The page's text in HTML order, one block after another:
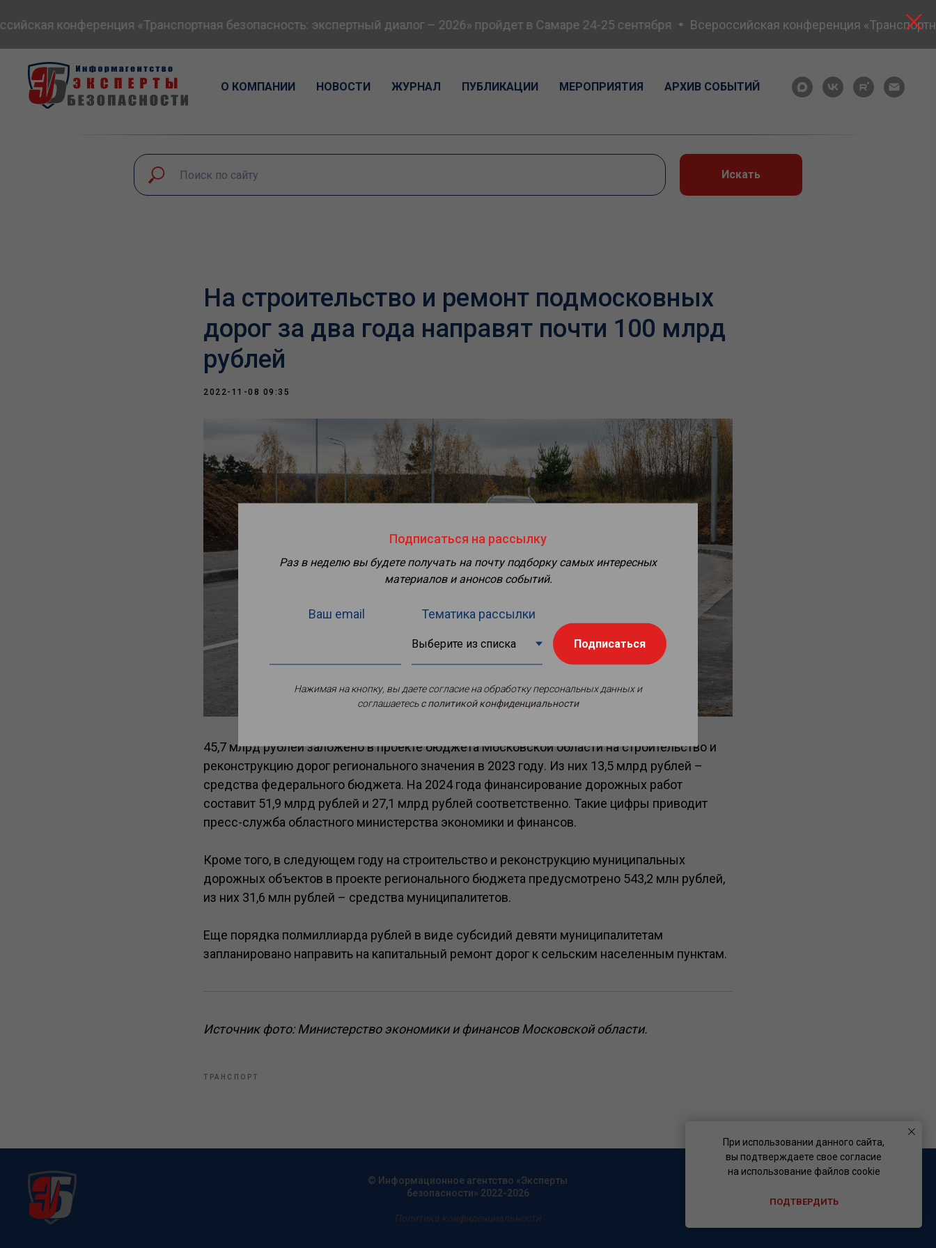
конференция «Транспортная безопасность: экспертный диалог – 2026» пройдет в Самаре 24-25 сентября Всероссийская конференция
О КОМПАНИИ НОВОСТИ ЖУРНАЛ ПУБЛИКАЦИИ МЕРОПРИЯТИЯ АРХИВ СОБЫТИЙ
При использовании данного сайта,
вы подтверждаете свое согласие
на использование файлов cookie
ПОДТВЕРДИТЬ
Искать
На строительство и ремонт подмосковных
дорог за два года направят почти 100 млрд
рублей
2022-11-08 09:35
45,7 млрд рублей заложено в проекте бюджета Московской области на строительство и
реконструкцию дорог регионального значения в 2023 году. Из них 13,5 млрд рублей –
средства федерального бюджета. На 2024 года финансирование дорожных работ
составит 51,9 млрд рублей и 27,1 млрд рублей соответственно. Такие цифры приводит
пресс-служба областного министерства экономики и финансов.
Кроме того, в следующем году на строительство и реконструкцию муниципальных
дорожных объектов в проекте регионального бюджета предусмотрено 543,2 млн рублей,
из них 31,6 млн рублей – средства муниципалитетов.
Еще порядка полмиллиарда рублей в виде субсидий девяти муниципалитетам
запланировано направить на капитальный ремонт дорог к сельским населенным пунктам.
Источник фото: Министерство экономики и финансов Московской области.
ТРАНСПОРТ
Подписаться на рассылку
Раз в неделю вы будете получать на почту подборку самых интересных
материалов и анонсов событий.
Ваш email Тематика рассылки
Подписаться
Нажимая на кнопку, вы даете согласие на обработку персональных данных и
соглашаетесьc политикой конфиденциальности
© Информационное агентство «Эксперты
безопасности» 2022-2026
Политика конфиденциальности